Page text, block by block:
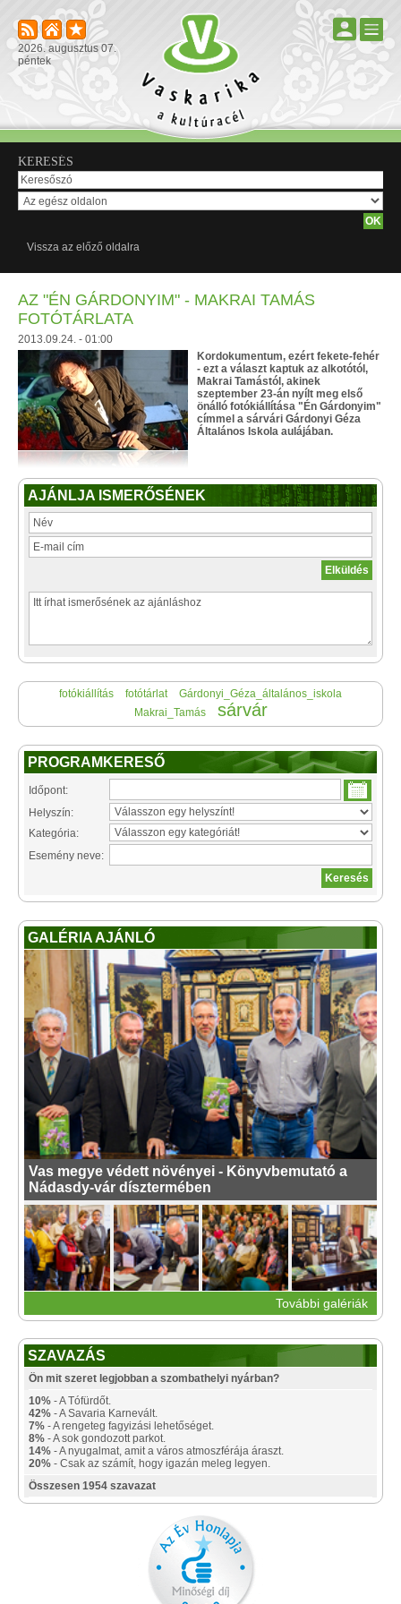
2026. augusztus 07.
péntek
KERESÉS
Vissza az előző oldalra
AZ "ÉN GÁRDONYIM" - MAKRAI TAMÁS
FOTÓTÁRLATA
2013.09.24. - 01:00
Kordokumentum, ezért fekete-fehér
- ezt a választ kaptuk az alkotótól,
Makrai Tamástól, akinek
szeptember 23-án nyílt meg első
önálló fotókiállítása "Én Gárdonyim"
címmel a sárvári Gárdonyi Géza
Általános Iskola aulájában.
AJÁNLJA ISMERŐSÉNEK
fotókiállítás fotótárlat
Gárdonyi_Géza_általános_iskola
Makrai_Tamás
sárvár
PROGRAMKERESŐ
Időpont:
Helyszín:
Kategória:
Esemény neve:
GALÉRIA AJÁNLÓ
Vas megye védett növényei - Könyvbemutató a
Nádasdy-vár dísztermében
További galériák
SZAVAZÁS
Ön mit szeret legjobban a szombathelyi nyárban?
10% - A Tófürdőt.
42% - A Savaria Karnevált.
7% - A rengeteg fagyizási lehetőséget.
8% - A sok gondozott parkot.
14% - A nyugalmat, amit a város atmoszférája áraszt.
20% - Csak az számít, hogy igazán meleg legyen.
Összesen 1954 szavazat